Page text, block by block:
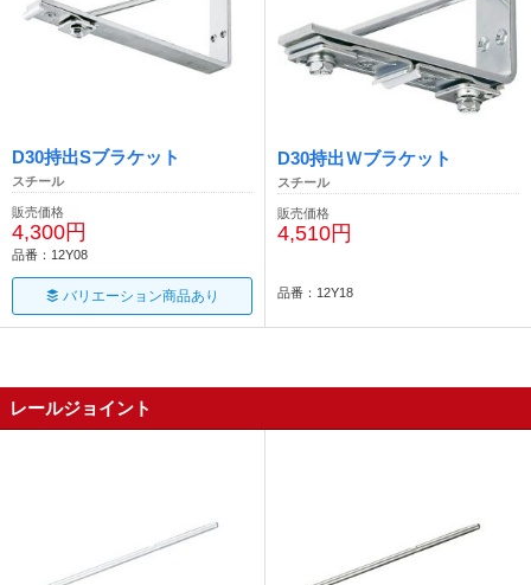
D30持出Sブラケット
スチール
販売価格
4,300円
品番：12Y08
バリエーション商品あり
D30持出Ｗブラケット
スチール
販売価格
4,510円
品番：12Y18
レールジョイント